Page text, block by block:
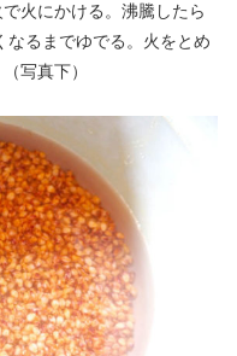
火にかける。沸騰したら
るまでゆでる。火をとめ
写真下）